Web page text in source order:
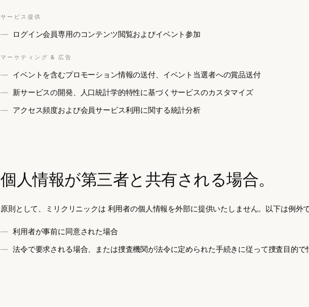
サービス提供
ログイン会員専用のコンテンツ閲覧およびイベント参加
マーケティング & 広告
イベントを含むプロモーション情報の送付、イベント当選者への賞品送付
新サービスの開発、人口統計学的特性に基づくサービスのカスタマイズ
アクセス頻度および会員サービス利用に関する統計分析
個人情報が第三者と共有される場合。
原則として、ミリクリニックは 利用者の個人情報を外部に提供いたしません。以下は例外
利用者が事前に同意された場合
法令で要求される場合、または捜査機関が法令に定められた手続きに従って捜査目的で